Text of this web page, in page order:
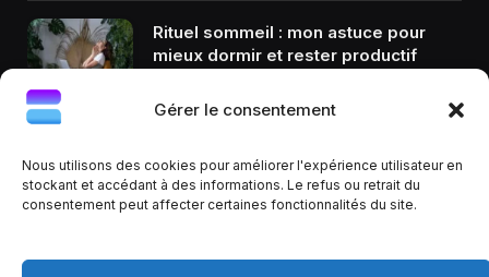
Gérer le consentement
Nous utilisons des cookies pour améliorer l'expérience utilisateur en
stockant et accédant à des informations. Le refus ou retrait du
consentement peut affecter certaines fonctionnalités du site.
Rituel sommeil : mon astuce pour
mieux dormir et rester productif